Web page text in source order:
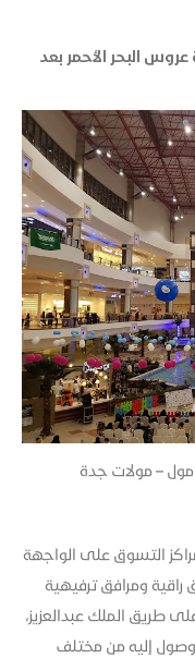
عروس البحر الأحمر بعد
مول – مولات جدة
التسوق على الواجهة
راقية ومرافق ترفيهية
طريق الملك عبدالعزيز،
إليه من مختلف